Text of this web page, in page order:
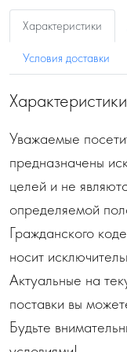
Характеристики
Условия доставки
Уважаемые
предназначены
целей и не
определяемой
Гражданского
носит
Актуальные на
поставки вы
Будьте